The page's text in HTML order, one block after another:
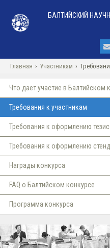
БАЛТИЙСКИЙ
Главная › Участникам ›
Что дает участие в Балтийском
Требования к участникам
Требования к оформлению
Требования к оформлению
Награды конкурса
FAQ о Балтийском конкурсе
Программа конкурса